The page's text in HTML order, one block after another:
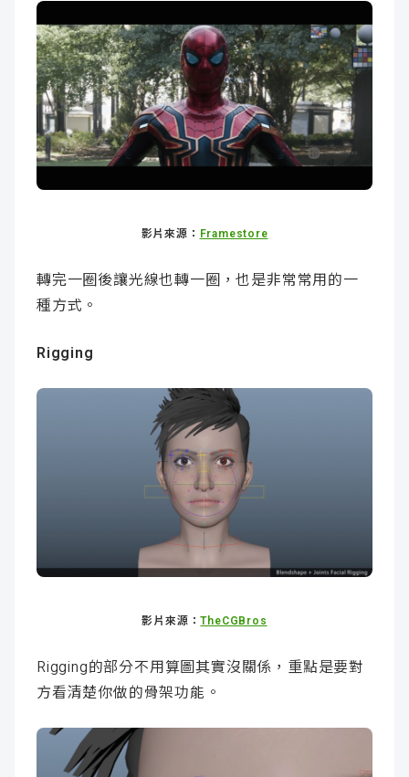
影片來源： Framestore
轉完一圈後讓光線也轉一圈，也是非常常用的一
種方式。
Rigging
影片來源：TheCGBros
Rigging的部分不用算圖其實沒關係，重點是要對
方看清楚你做的骨架功能。